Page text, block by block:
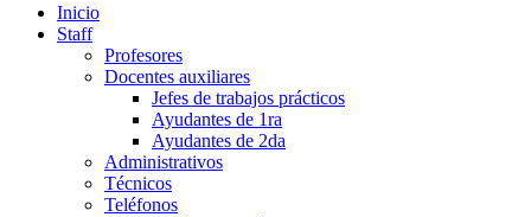
Inicio
Staff
Profesores
Docentes auxiliares
Jefes de trabajos prácticos
Ayudantes de 1ra
Ayudantes de 2da
Administrativos
Técnicos
Teléfonos